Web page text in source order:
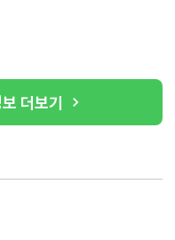
더보기